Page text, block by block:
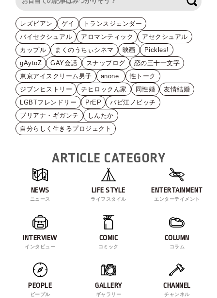
レズビアン ゲイ
トランスジェンダー
バイセクシュアル
アロマンティック
アセクシュアル
カップル
まくのうちぃシネマ 映画
Pickles!
gAytoZ
GAY会話 スナップログ
恋の三十一文字
東京アイスクリーム男子
anone.
性トーク
ジブンヒストリー
チヒロックん家 同性婚
友情結婚
LGBTフレンドリー
PrEP
バビ江ノビッチ
ブリアナ・ギガンテ
しんたか
自分らしく生きるプロジェクト
ARTICLE CATEGORY
NEWS
ニュース
LIFE STYLE
ライフスタイル
ENTERTAINMENT
エンターテイメント
INTERVIEW
インタビュー
COMIC
コミック
COLUMN
コラム
PEOPLE
ピープル
GALLERY
ギャラリー
CHANNEL
チャンネル